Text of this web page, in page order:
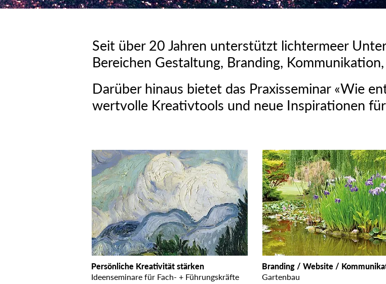
Seit über 20 Jahren unterstützt lichtermeer
Bereichen Gestaltung, Branding,
Darüber hinaus bietet das Praxisseminar «Wie
wertvolle Kreativtools und neue Inspirationen
Persönliche Kreativität stärken
Ideenseminare für Fach- + Führungskräfte
Branding / Website /
Gartenbau